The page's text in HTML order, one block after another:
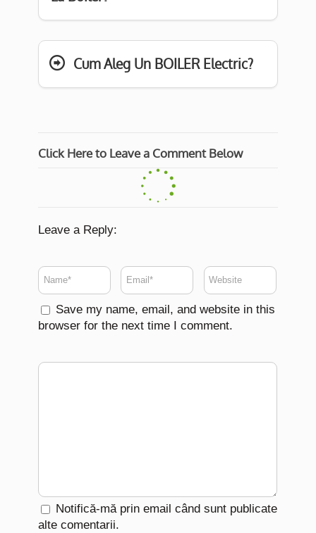
Cum Aleg Un BOILER Electric?
Click Here to Leave a Comment Below
Leave a Reply:
Save my name, email, and website in this
browser for the next time I comment.
Notifică-mă prin email când sunt publicate
alte comentarii.